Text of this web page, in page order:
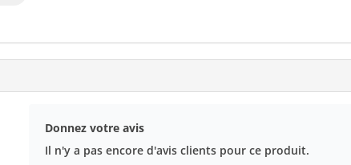
Donnez votre avis
Il n'y a pas encore d'avis clients pour ce produit.